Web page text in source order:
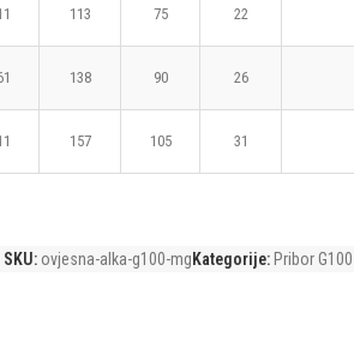
113 75 22
138 90 26
157 105 31
SKU: ovjesna-alka-g100-mgKategorije: Pribor G100